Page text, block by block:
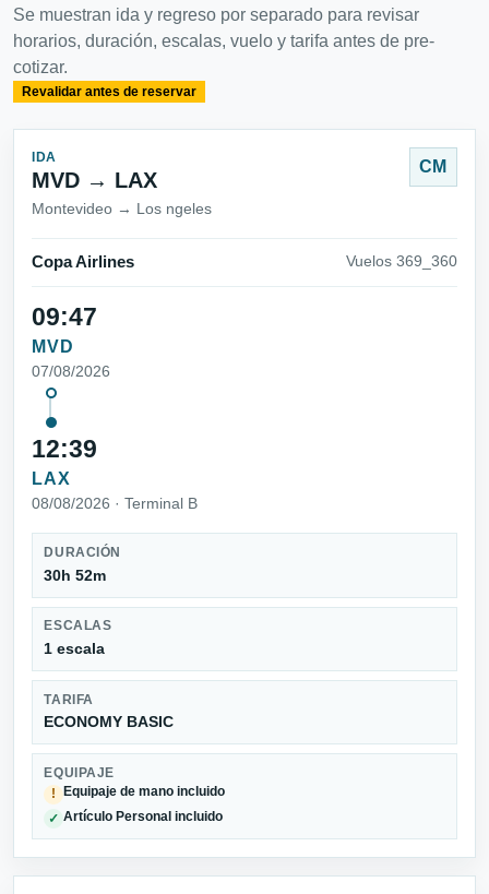
Se muestran ida y regreso por separado para revisar
horarios, duración, escalas, vuelo y tarifa antes de pre-
cotizar.
Revalidar antes de reservar
IDA
MVD → LAX
Montevideo → Los ngeles
CM
Copa Airlines Vuelos 369_360
09:47
MVD
07/08/2026
12:39
LAX
08/08/2026 · Terminal B
DURACIÓN
30h 52m
ESCALAS
1 escala
TARIFA
ECONOMY BASIC
EQUIPAJE
!
Equipaje de mano incluido
✓ Artículo Personal incluido